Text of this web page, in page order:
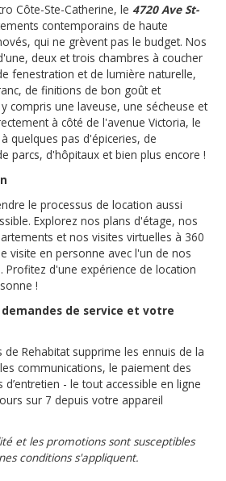
Côte-Ste-Catherine, le 4720 Ave St-
contemporains de haute
qui ne grèvent pas le budget. Nos
deux et trois chambres à coucher
fenestration et de lumière naturelle,
de finitions de bon goût et
compris une laveuse, une sécheuse et
à côté de l'avenue Victoria, le
quelques pas d'épiceries, de
parcs, d'hôpitaux et bien plus encore !
le processus de location aussi
Explorez nos plans d'étage, nos
et nos visites virtuelles à 360
visite en personne avec l'un de nos
Profitez d'une expérience de location
!
de service et votre
Rehabitat supprime les ennuis de la
communications, le paiement des
- le tout accessible en ligne
sur 7 depuis votre appareil
et les promotions sont susceptibles
conditions s'appliquent.